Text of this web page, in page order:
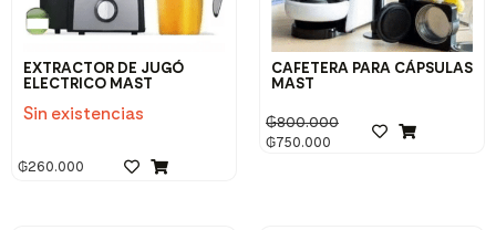
EXTRACTOR DE JUGÓ
ELECTRICO MAST
Sin existencias
₲260.000
CAFETERA PARA CÁPSULAS
MAST
₲800.000
₲750.000